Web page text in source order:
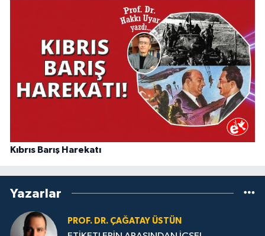
Kıbrıs Barış Harekatı
Yazarlar
PROF. DR. ÇAĞATAY ÜSTÜN